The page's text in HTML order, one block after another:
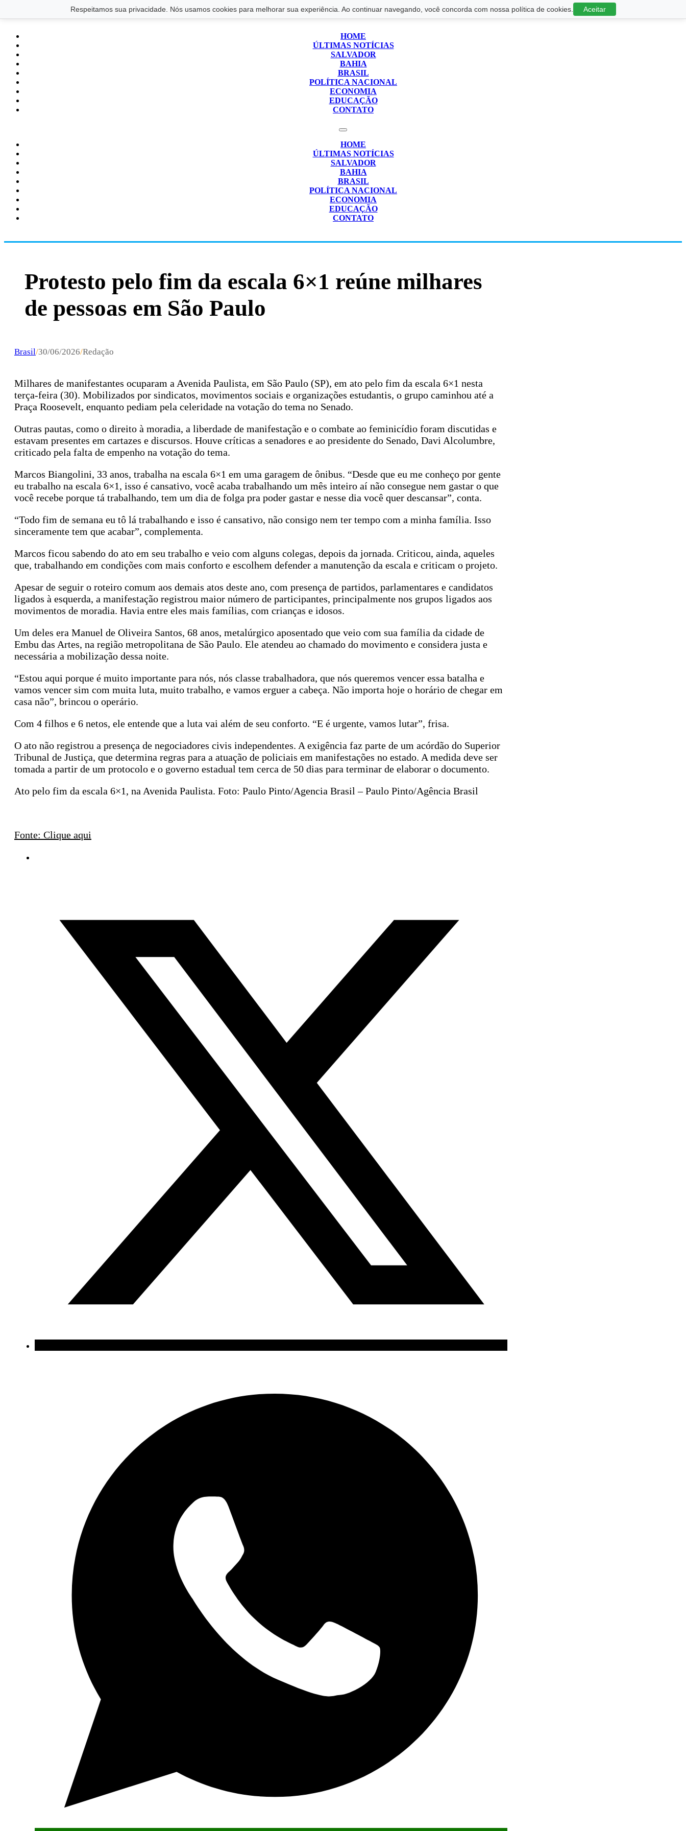
Respeitamos sua privacidade. Nós usamos cookies para melhorar sua experiência. Ao continuar navegando, você concorda com nossa política de cookies. Aceitar
Saltar para o conteúdo principal Ir para o footer
HOME
ÚLTIMAS NOTÍCIAS
SALVADOR
BAHIA
BRASIL
POLÍTICA NACIONAL
ECONOMIA
EDUCAÇÃO
CONTATO
HOME
ÚLTIMAS NOTÍCIAS
SALVADOR
BAHIA
BRASIL
POLÍTICA NACIONAL
ECONOMIA
EDUCAÇÃO
CONTATO
Protesto pelo fim da escala 6×1 reúne milhares
de pessoas em São Paulo
Brasil/30/06/2026/Redação
Milhares de manifestantes ocuparam a Avenida Paulista, em São Paulo (SP), em ato pelo fim da escala 6×1 nesta
terça-feira (30). Mobilizados por sindicatos, movimentos sociais e organizações estudantis, o grupo caminhou até a
Praça Roosevelt, enquanto pediam pela celeridade na votação do tema no Senado.
Outras pautas, como o direito à moradia, a liberdade de manifestação e o combate ao feminicídio foram discutidas e
estavam presentes em cartazes e discursos. Houve críticas a senadores e ao presidente do Senado, Davi Alcolumbre,
criticado pela falta de empenho na votação do tema.
Marcos Biangolini, 33 anos, trabalha na escala 6×1 em uma garagem de ônibus. “Desde que eu me conheço por gente
eu trabalho na escala 6×1, isso é cansativo, você acaba trabalhando um mês inteiro aí não consegue nem gastar o que
você recebe porque tá trabalhando, tem um dia de folga pra poder gastar e nesse dia você quer descansar”, conta.
“Todo fim de semana eu tô lá trabalhando e isso é cansativo, não consigo nem ter tempo com a minha família. Isso
sinceramente tem que acabar”, complementa.
Marcos ficou sabendo do ato em seu trabalho e veio com alguns colegas, depois da jornada. Criticou, ainda, aqueles
que, trabalhando em condições com mais conforto e escolhem defender a manutenção da escala e criticam o projeto.
Apesar de seguir o roteiro comum aos demais atos deste ano, com presença de partidos, parlamentares e candidatos
ligados à esquerda, a manifestação registrou maior número de participantes, principalmente nos grupos ligados aos
movimentos de moradia. Havia entre eles mais famílias, com crianças e idosos.
Um deles era Manuel de Oliveira Santos, 68 anos, metalúrgico aposentado que veio com sua família da cidade de
Embu das Artes, na região metropolitana de São Paulo. Ele atendeu ao chamado do movimento e considera justa e
necessária a mobilização dessa noite.
“Estou aqui porque é muito importante para nós, nós classe trabalhadora, que nós queremos vencer essa batalha e
vamos vencer sim com muita luta, muito trabalho, e vamos erguer a cabeça. Não importa hoje o horário de chegar em
casa não”, brincou o operário.
Com 4 filhos e 6 netos, ele entende que a luta vai além de seu conforto. “E é urgente, vamos lutar”, frisa.
O ato não registrou a presença de negociadores civis independentes. A exigência faz parte de um acórdão do Superior
Tribunal de Justiça, que determina regras para a atuação de policiais em manifestações no estado. A medida deve ser
tomada a partir de um protocolo e o governo estadual tem cerca de 50 dias para terminar de elaborar o documento.
Ato pelo fim da escala 6×1, na Avenida Paulista. Foto: Paulo Pinto/Agencia Brasil – Paulo Pinto/Agência Brasil
Fonte: Clique aqui